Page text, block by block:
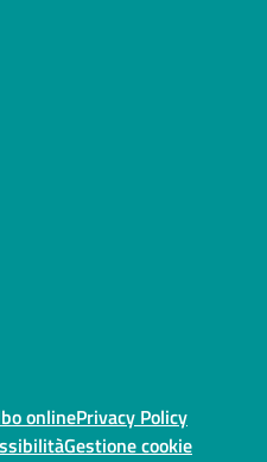
onlinePrivacy Policy
Gestione cookie